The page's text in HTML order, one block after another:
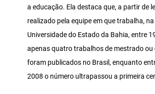
a educação. Ela destaca que, a partir de
realizado pela equipe em que trabalha, na
Universidade do Estado da Bahia, entre
apenas quatro trabalhos de mestrado
foram publicados no Brasil, enquanto
2008 o número ultrapassou a primeira